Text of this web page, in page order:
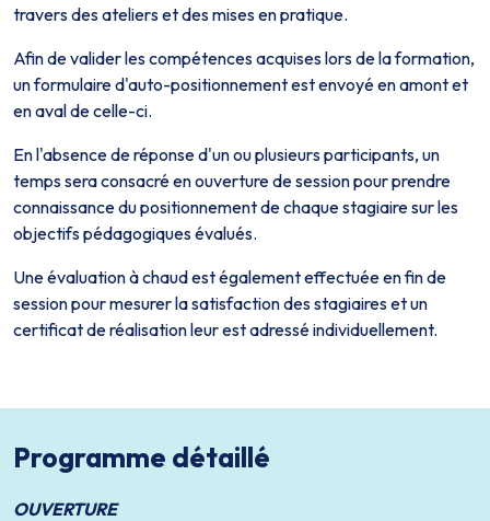
travers des ateliers et des mises en pratique.
Afin de valider les compétences acquises lors de la formation,
un formulaire d'auto-positionnement est envoyé en amont et
en aval de celle-ci.
En l'absence de réponse d'un ou plusieurs participants, un
temps sera consacré en ouverture de session pour prendre
connaissance du positionnement de chaque stagiaire sur les
objectifs pédagogiques évalués.
Une évaluation à chaud est également effectuée en fin de
session pour mesurer la satisfaction des stagiaires et un
certificat de réalisation leur est adressé individuellement.
Programme détaillé
OUVERTURE